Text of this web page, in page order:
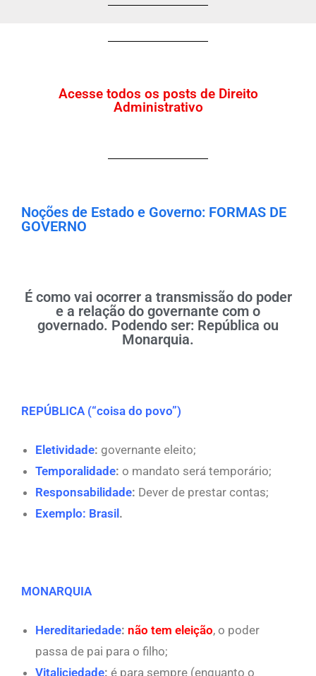
Acesse todos os posts de Direito
Administrativo
Noções de Estado e Governo: FORMAS DE
GOVERNO
É como vai ocorrer a transmissão do poder
e a relação do governante com o
governado. Podendo ser: República ou
Monarquia.
REPÚBLICA (“coisa do povo”)
Eletividade: governante eleito;
Temporalidade: o mandato será temporário;
Responsabilidade: Dever de prestar contas;
Exemplo: Brasil.
MONARQUIA
Hereditariedade: não tem eleição, o poder
passa de pai para o filho;
Vitaliciedade: é para sempre (enquanto o